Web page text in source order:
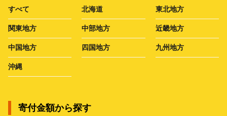
すべて 北海道 東北地方
関東地方 中部地方 近畿地方
中国地方 四国地方 九州地方
沖縄
寄付金額から探す